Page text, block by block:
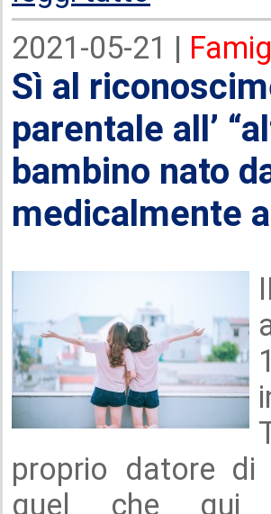
2021-05-21 |
Sì al
parentale all’
bambino nato
medicalmente
proprio datore di
quel che qui